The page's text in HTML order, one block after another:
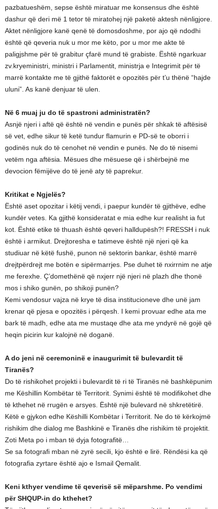
pazbatueshëm, sepse është miratuar me konsensus dhe është
dashur që deri më 1 tetor të miratohej një paketë aktesh nënligjore.
Aktet nënligjore kanë qenë të domosdoshme, por ajo që ndodhi
është që qeveria nuk u mor me këto, por u mor me akte të
paligjshme për të grabitur çfarë mund të grabiste. Është ngarkuar
zv.kryeministri, ministri i Parlamentit, ministrja e Integrimit për të
marrë kontakte me të gjithë faktorët e opozitës për t’u thënë “hajde
uluni”. As kanë denjuar të ulen.
Në 6 muaj ju do të spastroni administratën?
Asnjë njeri i aftë që është në vendin e punës për shkak të aftësisë
së vet, edhe sikur të ketë tundur flamurin e PD-së te oborri i
godinës nuk do të cenohet në vendin e punës. Ne do të nisemi
vetëm nga aftësia. Mësues dhe mësuese që i shërbejnë me
devocion fëmijëve do të jenë aty të paprekur.
Kritikat e Ngjelës?
Është aset opozitar i këtij vendi, i paepur kundër të gjithëve, edhe
kundër vetes. Ka gjithë konsideratat e mia edhe kur realisht ia fut
kot. Është etike të thuash është qeveri halldupësh?! FRESSH i nuk
është i armikut. Drejtoresha e tatimeve është një njeri që ka
studiuar në këtë fushë, punon në sektorin bankar, është marrë
drejtpërdrejt me botën e sipërmarrjes. Pse duhet të nxirrnim ne atje
me ferexhe. Ç’domethënë që nxjerr një njeri në plazh dhe thonë
mos i shiko gunën, po shikoji punën?
Kemi vendosur vajza në krye të disa institucioneve dhe unë jam
krenar që pjesa e opozitës i përqesh. I kemi provuar edhe ata me
bark të madh, edhe ata me mustaqe dhe ata me yndyrë në gojë që
heqin picirin kur kalojnë në doganë.
A do jeni në ceremoninë e inaugurimit të bulevardit të
Tiranës?
Do të rishikohet projekti i bulevardit të ri të Tiranës në bashkëpunim
me Këshillin Kombëtar të Territorit. Synimi është të modifikohet dhe
të kthehet në rrugën e arsyes. Është një bulevard në shkretëtirë.
Këtë e gjykon edhe Këshilli Kombëtar i Territorit. Ne do të kërkojmë
rishikim dhe dialog me Bashkinë e Tiranës dhe rishikim të projektit.
Zoti Meta po i mban të dyja fotografitë…
Se sa fotografi mban në zyrë secili, kjo është e lirë. Rëndësi ka që
fotografia zyrtare është ajo e Ismail Qemalit.
Keni kthyer vendime të qeverisë së mëparshme. Po vendimi
për SHQUP-in do kthehet?